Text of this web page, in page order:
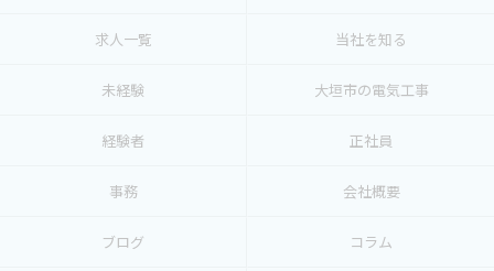
求人一覧 当社を知る
未経験 大垣市の電気工事
経験者 正社員
事務 会社概要
ブログ コラム